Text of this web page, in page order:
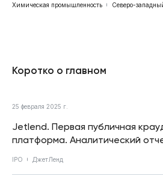
Химическая промышленность Северо-
Коротко о главном
25 февраля 2025 г.
Jetlend. Первая публичная
платформа. Аналитический
IPO ДжетЛенд